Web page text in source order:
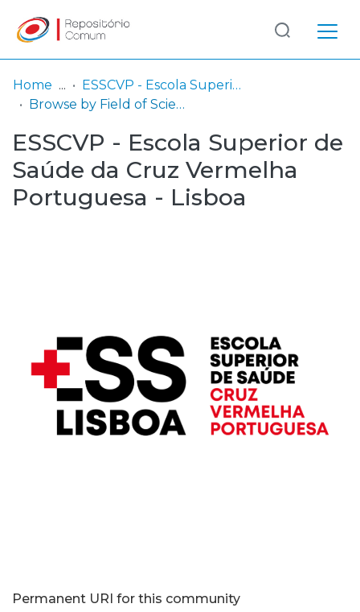
& Collections
Browse repository
Log
In
(current)
Home
ESSCVP - Escola Superior de Saúde da Cruz Vermelha Portuguesa - Lisboa
Browse by Field of Science and Technology (FOS)
ESSCVP - Escola Superior de
Saúde da Cruz Vermelha
Portuguesa - Lisboa
Permanent URI for this community